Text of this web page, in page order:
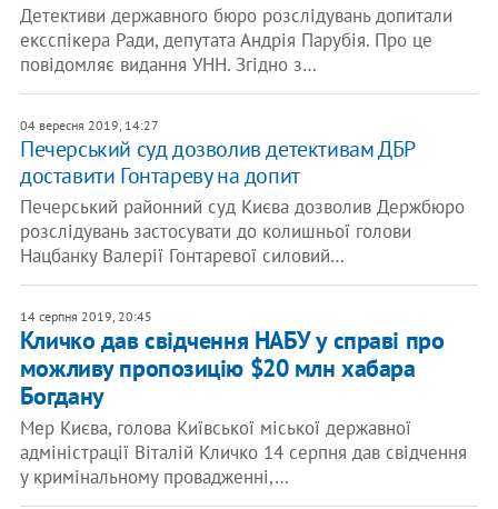
Детективи державного бюро розслідувань допитали
ексспікера Ради, депутата Андрія Парубія. Про це
повідомляє видання УНН. Згідно з…
04 вересня 2019, 14:27
Печерський суд дозволив детективам ДБР
доставити Гонтареву на допит
Печерський районний суд Києва дозволив Держбюро
розслідувань застосувати до колишньої голови
Нацбанку Валерії Гонтаревої силовий…
14 серпня 2019, 20:45
Кличко дав свідчення НАБУ у справі про
можливу пропозицію $20 млн хабара
Богдану
Мер Києва, голова Київської міської державної
адміністрації Віталій Кличко 14 серпня дав свідчення
у кримінальному провадженні,…